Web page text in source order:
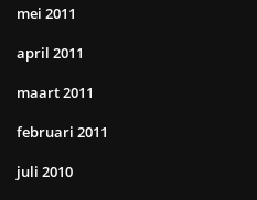
mei 2011
april 2011
maart 2011
februari 2011
juli 2010